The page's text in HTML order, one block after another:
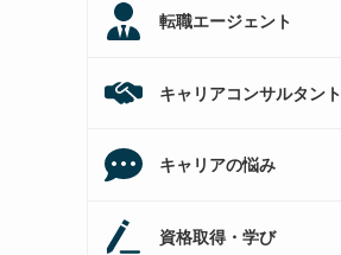
転職エージェント
キャリアコンサルタント
キャリアの悩み
資格取得・学び